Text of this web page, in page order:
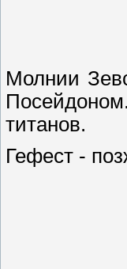
Молнии
титанов.
Гефест -